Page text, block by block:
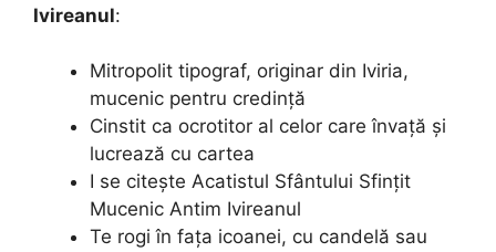
Ivireanul:
Mitropolit tipograf, originar din Iviria,
mucenic pentru credință
Cinstit ca ocrotitor al celor care învață și
lucrează cu cartea
I se citește Acatistul Sfântului Sfințit
Mucenic Antim Ivireanul
Te rogi în fața icoanei, cu candelă sau